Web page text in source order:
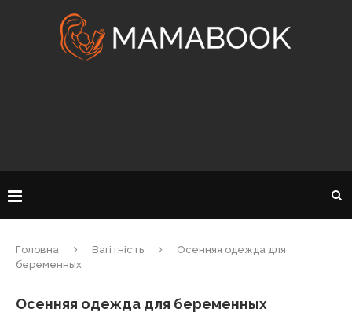
Головна Вагітність
Осенняя одежда для
беременных
Осенняя одежда для беременных